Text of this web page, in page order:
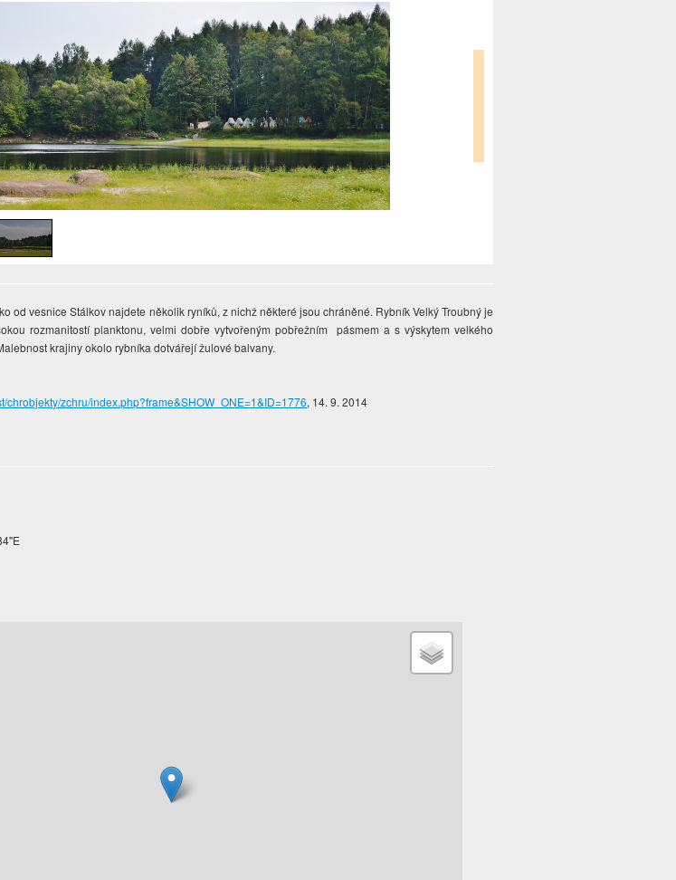
od vesnice Stálkov najdete několik ryníků, z nichž některé jsou chráněné. Rybník Velký Troubný je
rozmanitostí planktonu, velmi dobře vytvořeným pobřežním pásmem a s výskytem velkého
krajiny okolo rybníka dotvářejí žulové balvany.
chrobjekty/zchru/index.php?frame&SHOW_ONE=1&ID=1776, 14. 9. 2014